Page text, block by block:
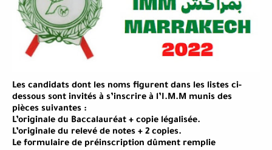
Les candidats dont les noms figurent dans les listes ci-
dessous sont invités à s’inscrire à l’I.M.M munis des
pièces suivantes :
L’originale du Baccalauréat + copie légalisée.
L’originale du relevé de notes + 2 copies.
Le formulaire de préinscription dûment remplie